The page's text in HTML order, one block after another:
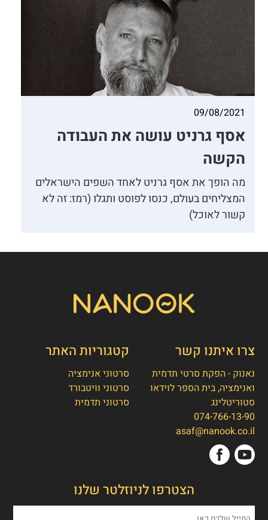
09/08/2021
אסף גרניט עושה את העבודה
הקשה
מה הופך את אסף גרניט לאחד השפים הישראלים
המצליחים בעולם, כנסו לפוסט ותגלו (רמז: זה לא
קשור לאוכל)
צרו איתנו קשר
נאנוק - הפקת סרטי תדמית
ואנימציה, בית הספר לוידאו
סטוריטלינג
074-766-13-90
asaf@nanook.co.il
קטגוריות האתר
סרטוני אנימציה
סרטוני וויטבורד
סרטוני תדמית
הצטרפו לניוזלטר שלנו
לאתר שלנו!